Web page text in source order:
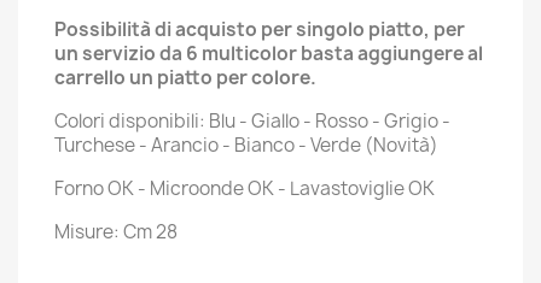
Possibilità di acquisto per singolo piatto, per
un servizio da 6 multicolor basta aggiungere al
carrello un piatto per colore.
Colori disponibili: Blu - Giallo - Rosso - Grigio -
Turchese - Arancio - Bianco - Verde (Novità)
Forno OK - Microonde OK - Lavastoviglie OK
Misure: Cm 28